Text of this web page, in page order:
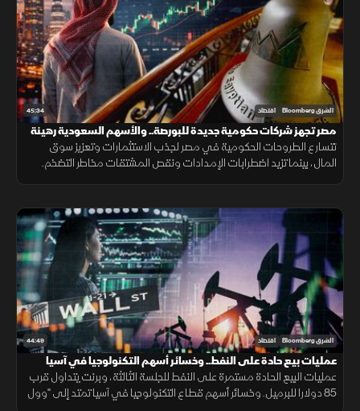
45:34 الشرق Bloomberg اقتصاد
مصر تجهز شركات حكومية جديدة للبورصة.. والأسهم السعودية رهينة
النتائج والسيولة
تتسارع الطروحات الحكومية في مصر لجذب الاستثمارات وتعزيز سوق
المال، بينما تزيد اضطرابات الإمدادات ونقص المشتقات مخاطر التضخم.
44:49 الشرق Bloomberg اقتصاد
عمليات بيع حادة على النفط.. وخسائر أسهم التكنولوجيا في آسيا
تمتد لـ"وول ستريت"
عمليات البيع الحادة مستمرة على النفط للجلسة الثالثة، وبرنت يتداول قرب
85 دولارا للبرميل. وخسائر أسهم قطاع التكنولوجيا في آسيا تمتد إلى "وول